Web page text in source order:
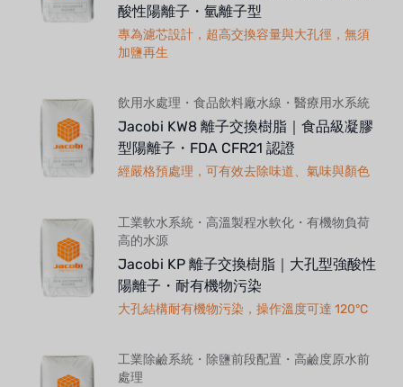
酸性陽離子・氫離子型
專為濾芯設計，超高交換容量與大孔徑，無須
加鹽再生
飲用水處理・食品飲料廠水線・醫療用水系統
Jacobi KW8 離子交換樹脂｜食品級凝膠
型陽離子・FDA CFR21 認證
經嚴格預處理，可有效去除味道、氣味與顏色
工業軟水系統・高溫製程水軟化・有機物負荷
高的水源
Jacobi KP 離子交換樹脂｜大孔型強酸性
陽離子・耐有機物污染
大孔結構耐有機物污染，操作溫度可達 120°C
工業除鹼系統・除鹽前段配置・高鹼度原水前
處理